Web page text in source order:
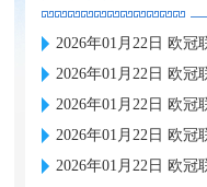
2026年01月22日 欧冠联赛
2026年01月22日 欧冠联赛
2026年01月22日 欧冠联赛
2026年01月22日 欧冠联赛
2026年01月22日 欧冠联